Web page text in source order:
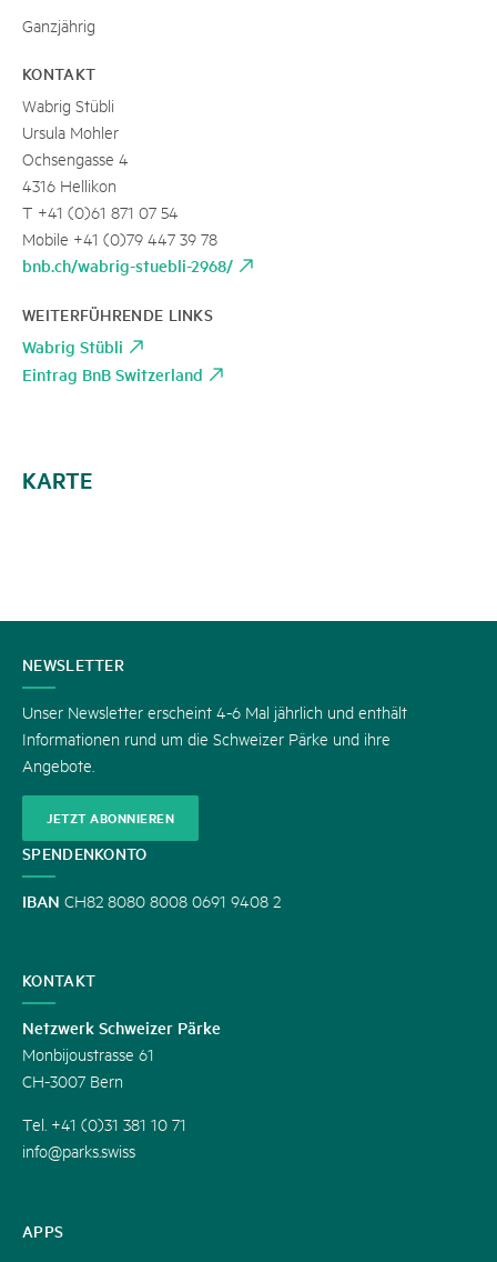
Ganzjährig
KONTAKT
Wabrig Stübli
Ursula Mohler
Ochsengasse 4
4316 Hellikon
T +41 (0)61 871 07 54
Mobile +41 (0)79 447 39 78
bnb.ch/wabrig-stuebli-2968/
WEITERFÜHRENDE LINKS
Wabrig Stübli
Eintrag BnB Switzerland
KARTE
KONTAKT
APPS
NEWSLETTER
Unser Newsletter erscheint 4-6 Mal jährlich und enthält
Informationen rund um die Schweizer Pärke und ihre
Angebote.
JETZT ABONNIEREN
SPENDENKONTO
IBAN CH82 8080 8008 0691 9408 2
KONTAKT
Netzwerk Schweizer Pärke
Monbijoustrasse 61
CH-3007 Bern
Tel. +41 (0)31 381 10 71
info@parks.swiss